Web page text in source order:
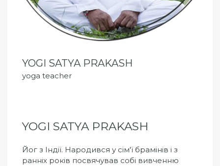
YOGI SATYA PRAKASH
yoga teacher
YOGI SATYA PRAKASH
Йог з Індії. Народився у сім'ї брамінів і з
ранніх років посвячував собі вивченню